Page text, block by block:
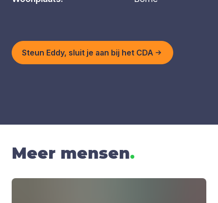
Steun Eddy, sluit je aan bij het CDA
Meer mensen.